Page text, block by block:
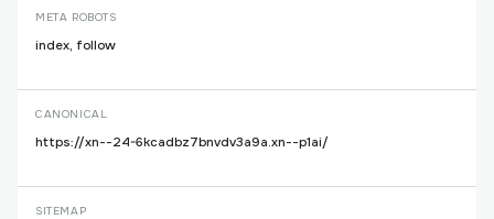
META ROBOTS
index, follow
CANONICAL
https://xn--24-6kcadbz7bnvdv3a9a.xn--p1ai/
SITEMAP